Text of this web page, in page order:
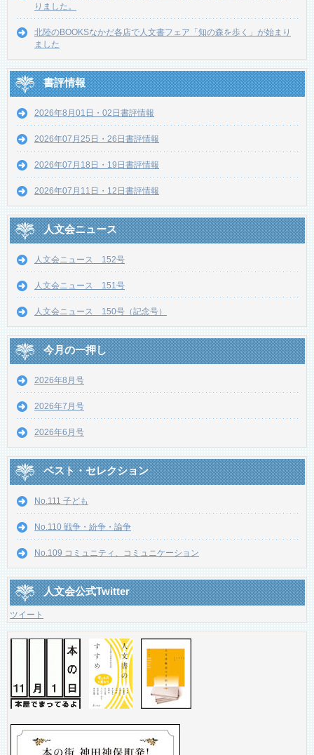
りました。
北陸のBOOKSなかだ各店で人文書フェア「知の森を歩く」が始まり
ました
書評情報
2026年8月01日・02日書評情報
2026年07月25日・26日書評情報
2026年07月18日・19日書評情報
2026年07月11日・12日書評情報
人文会ニュース
人文会ニュース 152号
人文会ニュース 151号
人文会ニュース 150号（記念号）
今月の一押し
2026年8月号
2026年7月号
2026年6月号
ベスト・セレクション
No.111 子ども
No.110 戦争・紛争・論争
No.109 コミュニティ、コミュニケーション
人文会公式Twitter
ツイート